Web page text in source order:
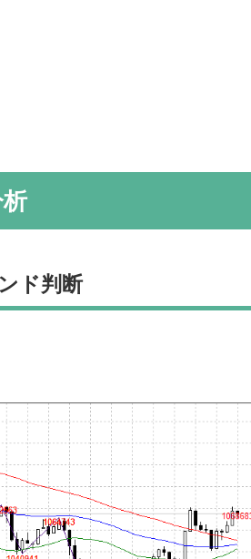
ド判断